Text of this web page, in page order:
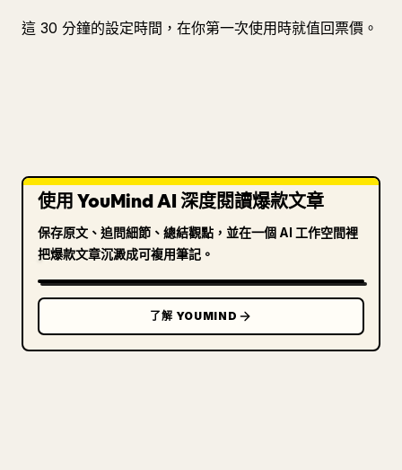
這 30 分鐘的設定時間，在你第一次使用時就值回票價。
使用 YouMind AI 深度閱讀爆款文章
保存原文、追問細節、總結觀點，並在一個 AI 工作空間裡
把爆款文章沉澱成可複用筆記。
了解 YOUMIND